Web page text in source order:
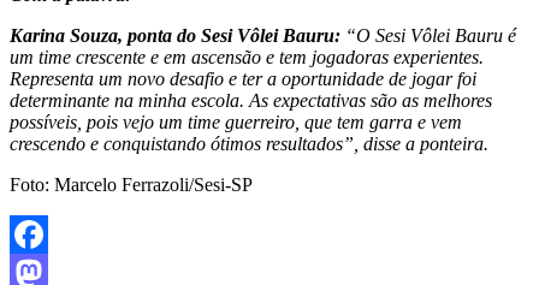
Karina Souza, ponta do Sesi Vôlei Bauru: “O Sesi Vôlei Bauru é
um time crescente e em ascensão e tem jogadoras experientes.
Representa um novo desafio e ter a oportunidade de jogar foi
determinante na minha escola. As expectativas são as melhores
possíveis, pois vejo um time guerreiro, que tem garra e vem
crescendo e conquistando ótimos resultados”, disse a ponteira.
Foto: Marcelo Ferrazoli/Sesi-SP
Facebook